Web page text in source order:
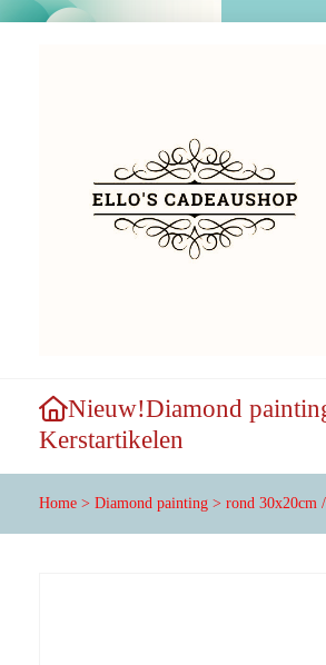
Nieuw!Diamond
Kerstartikelen
Home > Diamond painting > rond 30x20cm